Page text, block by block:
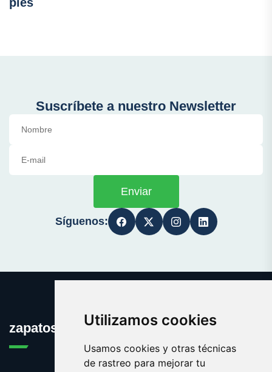
Utilizamos cookies
Usamos cookies y otras técnicas
de rastreo para mejorar tu
Suscríbete a nuestro Newsletter
Enviar
Síguenos:
zapatosortopedicos.es